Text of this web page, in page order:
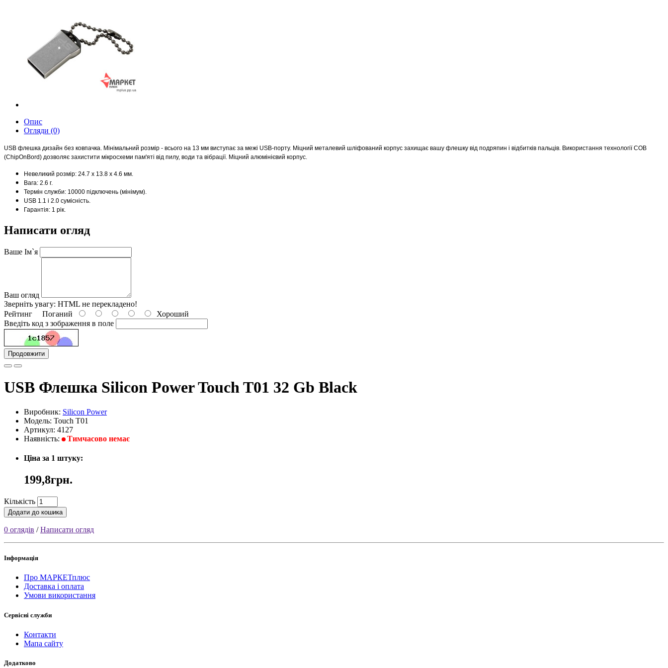
Опис
Огляди (0)
USB флешка дизайн без ковпачка. Мінімальний розмір - всього на 13 мм виступає за межі USB-порту. Міцний металевий шліфований корпус захищає вашу флешку від подряпин і відбитків пальців. Використання технології СОВ
(ChipOnBord) дозволяє захистити мікросхеми пам'яті від пилу, води та вібрації. Міцний алюмінієвий корпус.
Невеликий розмір: 24.7 х 13.8 х 4.6 мм.
Вага: 2.6 г.
Термін служби: 10000 підключень (мінімум).
USB 1.1 і 2.0 сумісність.
Гарантія: 1 рік.
Написати огляд
Ваше Ім`я
Ваш огляд
Зверніть увагу: HTML не перекладено!
Рейтинг Поганий
Хороший
Введіть код з зображення в поле
Продовжити
USB Флешка Silicon Power Touch T01 32 Gb Black
Виробник: Silicon Power
Модель: Touch T01
Артикул: 4127
Наявність:
Тимчасово немає
Ціна за 1 штуку:
199,8грн.
Кількість
Додати до кошика
0 оглядів /Написати огляд
Інформація
Про МАРКЕТплюс
Доставка і оплата
Умови використання
Сервісні служби
Контакти
Мапа сайту
Додатково